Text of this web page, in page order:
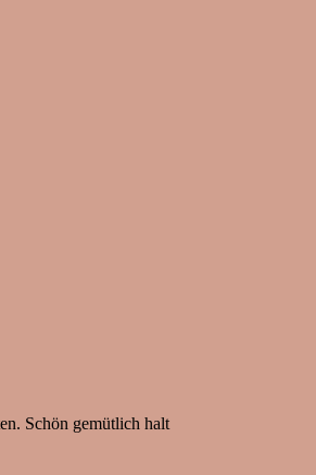
Schön gemütlich halt